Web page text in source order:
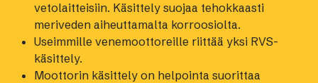
vetolaitteisiin. Käsittely suojaa tehokkaasti
meriveden aiheuttamalta korroosiolta.
Useimmille venemoottoreille riittää yksi RVS-
käsittely.
Moottorin käsittely on helpointa suorittaa